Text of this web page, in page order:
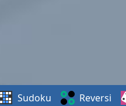
Sudoku Reversi